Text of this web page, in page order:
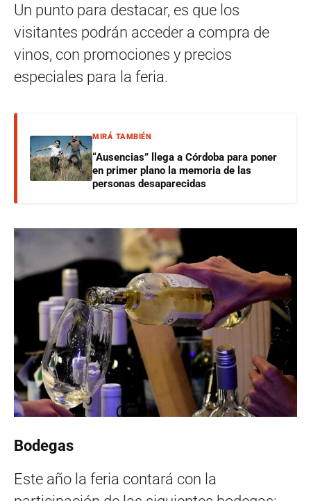
Un punto para destacar, es que los
visitantes podrán acceder a compra de
vinos, con promociones y precios
especiales para la feria.
MIRÁ TAMBIÉN
“Ausencias” llega a Córdoba para poner
en primer plano la memoria de las
personas desaparecidas
Bodegas
Este año la feria contará con la